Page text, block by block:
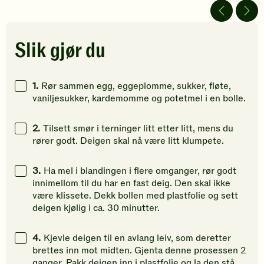
Klikk
for
gi
din
vurdering.
din
vurdering.
av
5
din
Slik gjør du
1. Rør sammen egg, eggeplomme, sukker, fløte,
vaniljesukker, kardemomme og potetmel i en bolle.
2. Tilsett smør i terninger litt etter litt, mens du
rører godt. Deigen skal nå være litt klumpete.
3. Ha mel i blandingen i flere omganger, rør godt
innimellom til du har en fast deig. Den skal ikke
være klissete. Dekk bollen med plastfolie og sett
deigen kjølig i ca. 30 minutter.
4. Kjevle deigen til en avlang leiv, som deretter
brettes inn mot midten. Gjenta denne prosessen 2